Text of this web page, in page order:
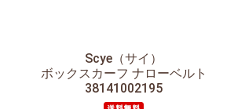
Scye（サイ）
ボックスカーフ ナローベルト
38141002195